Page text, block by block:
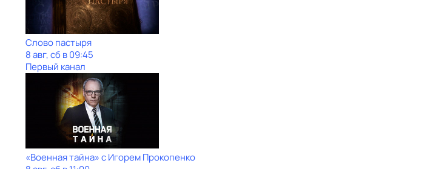
Слово пастыря
8 авг, сб в 09:45
Первый канал
«Военная тайна» с Игорем Прокопенко